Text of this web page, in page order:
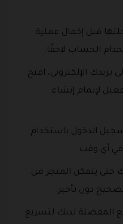
قبل إكمال عملية
الحساب لاحقًا.
بريدك الإلكتروني، افتح
لإتمام إنشاء
الدخول باستخدام
في أي وقت.
يتمكن المتجر من
دون تأخير.
المفضلة لديك لتسريع